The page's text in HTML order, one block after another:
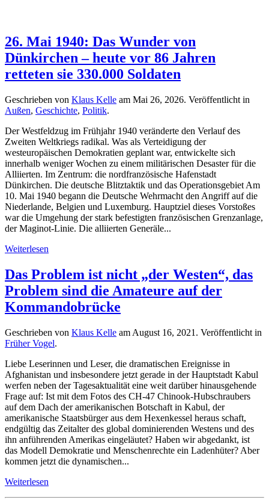
26. Mai 1940: Das Wunder von
Dünkirchen – heute vor 86 Jahren
retteten sie 330.000 Soldaten
Geschrieben von Klaus Kelle am Mai 26, 2026. Veröffentlicht in
Außen, Geschichte, Politik.
Der Westfeldzug im Frühjahr 1940 veränderte den Verlauf des
Zweiten Weltkriegs radikal. Was als Verteidigung der
westeuropäischen Demokratien geplant war, entwickelte sich
innerhalb weniger Wochen zu einem militärischen Desaster für die
Alliierten. Im Zentrum: die nordfranzösische Hafenstadt
Dünkirchen. Die deutsche Blitztaktik und das Operationsgebiet Am
10. Mai 1940 begann die Deutsche Wehrmacht den Angriff auf die
Niederlande, Belgien und Luxemburg. Hauptziel dieses Vorstoßes
war die Umgehung der stark befestigten französischen Grenzanlage,
der Maginot-Linie. Die alliierten Generäle...
Weiterlesen
Das Problem ist nicht „der Westen“, das
Problem sind die Amateure auf der
Kommandobrücke
Geschrieben von Klaus Kelle am August 16, 2021 . Veröffentlicht in
Früher Vogel.
Liebe Leserinnen und Leser, die dramatischen Ereignisse in
Afghanistan und insbesondere jetzt gerade in der Hauptstadt Kabul
werfen neben der Tagesaktualität eine weit darüber hinausgehende
Frage auf: Ist mit dem Fotos des CH-47 Chinook-Hubschraubers
auf dem Dach der amerikanischen Botschaft in Kabul, der
amerikanische Staatsbürger aus dem Hexenkessel heraus schaft,
endgültig das Zeitalter des global dominierenden Westens und des
ihn anführenden Amerikas eingeläutet? Haben wir abgedankt, ist
das Modell Demokratie und Menschenrechte ein Ladenhüter? Aber
kommen jetzt die dynamischen...
Weiterlesen